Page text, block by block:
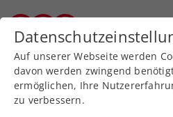
ATP
Auf unserer Webseite werden
davon werden zwingend
ermöglichen, Ihre
zu verbessern.